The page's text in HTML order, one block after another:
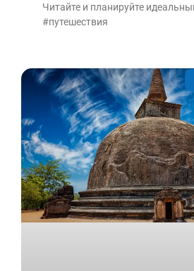
Читайте и планируйте
#путешествия